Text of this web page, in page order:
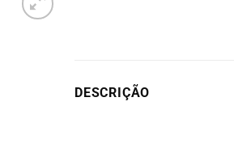
DESCRIÇÃO